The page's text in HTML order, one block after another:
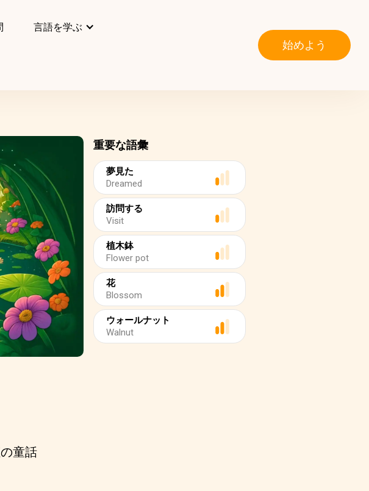
言語を学ぶ
始めよう
重要な語彙
夢見た
Dreamed
訪問する
Visit
植木鉢
Flower pot
花
Blossom
ウォールナット
Walnut
童話